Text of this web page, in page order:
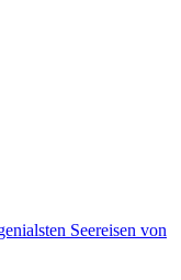
Seereisen von